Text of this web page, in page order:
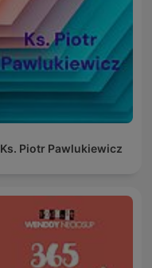
Ks. Piotr Pawlukiewicz